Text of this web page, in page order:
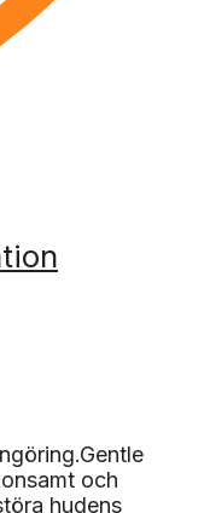
och
hudens